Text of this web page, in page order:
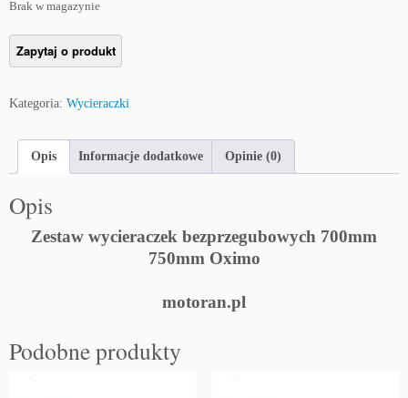
Brak w magazynie
Kategoria: Wycieraczki
Opis Informacje dodatkowe Opinie (0)
Opis
Zestaw wycieraczek bezprzegubowych 700mm
750mm Oximo
motoran.pl
Podobne produkty